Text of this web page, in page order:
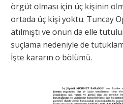
örgüt olması için üç kişinin
ortada üç kişi yoktu. Tuncay
atılmıştı ve onun da elle
suçlama nedeniyle de
İşte kararın o bölümü.